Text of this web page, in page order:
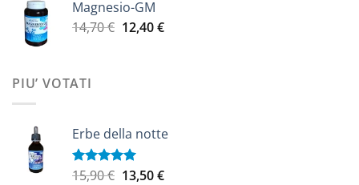
9,20 €
Magnesio-GM
14,70€ Il
12,40€Il
PIU’ VOTATI
Erbe della notte
Valutato
15,90€ Il
13,50€Il